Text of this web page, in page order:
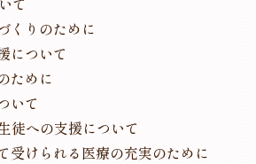
くりのために
について
ために
いて
徒への支援について
受けられる医療の充実のために